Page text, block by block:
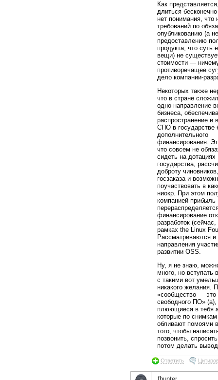
Как
длиться
нет понимания, что
требований по
опубликованию (а не
предоставлению
продукта, что суть
вещи) не
стоимости —
противоречащее
дело компании-
Некоторых также
что в стране
одно направление
бизнеса,
распространение и
СПО в государстве
дополнительного
финансирования.
что совсем не
сидеть на дотациях
государства,
доброту
госзаказа и
поучаствовать в
ниокр. При этом
компанией прибыль
финансирование
разработок (сейчас,
рамках the Linux
Рассматриваются и
направления
развитии OSS.
Ну, я не знаю,
много, но вступать
с такими вот
никакого желания.
«сообщество —
свободного ПО» (а),
плюющиеся в тебя
которые по снимкам
обливают помоями
того, чтобы
позвонить,
потом делать
Ответить